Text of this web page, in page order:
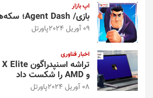
اپ بازار
بازی/ Agent Dash؛ سکه‌ها را جمع کنید
09 آوریل 2024 پاورتل
اخبار فناوری
و AMD را شکست داد
08 آوریل 2024 پاورتل